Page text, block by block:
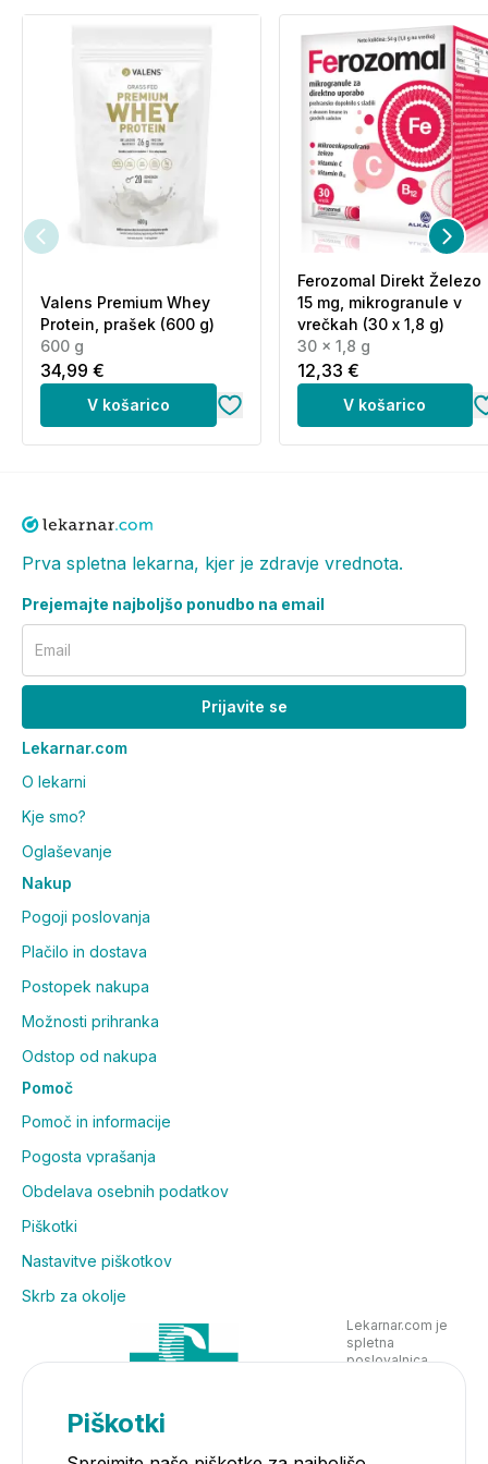
prepolovite odmerek in zmanjšajte vnos. Prekomerno
uživanje ima lahko odvajalni učinek. Shranjevati
Shranjevanje:
Shranjujte pri temperaturi do 25 °C, na suhem in
temnem mestu. Shranjevati nedosegljivo otrokom!
Pogosta vprašanja in odgovori (FAQ):
Koliko magnezija vsebuje ena
vrečka?
Ena vrečka vsebuje 400 mg magnezija iz
magnezijevega citrata in magnezijevega oksida.
Kako uživam izdelek?
vode. Namenjeno odraslim in otrokom, starejšim od
14 let.
Ali izdelek vsebuje dodan sladkor?
Izdelek je brez dodanega sladkorja. Vsebuje sladilo
ksilitol.
Je izdelek primeren za vegane?
Da, izdelek je veganski.
Kakšen je okus izdelka?
Izdelek ima okus divje češnje.
Ali lahko magnezij vpliva na
prebavo?
Magnezij ima lahko odvajalni učinek. Če se to zgodi,
prepolovite odmerek in zmanjšajte vnos.
Valens Premium Whey
Protein, prašek (600 g)
600 g
34,99 €
V košarico
Ferozomal Direkt Železo
15 mg, mikrogranule v
vrečkah (30 x 1,8 g)
30 x 1,8 g
12,33 €
V košarico
Prva spletna lekarna, kjer je zdravje vrednota.
Prejemajte najboljšo ponudbo na email
Email
Prijavite se
Lekarnar.com
O lekarni
Kje smo?
Oglaševanje
Nakup
Pogoji poslovanja
Plačilo in dostava
Postopek nakupa
Možnosti prihranka
Odstop od nakupa
Pomoč
Pomoč in informacije
Pogosta vprašanja
Obdelava osebnih podatkov
Piškotki
Nastavitve piškotkov
Skrb za okolje
Lekarnar.com je
spletna
poslovalnica
Piškotki